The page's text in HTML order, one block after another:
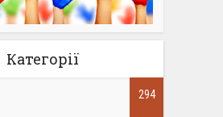
Категорії
294